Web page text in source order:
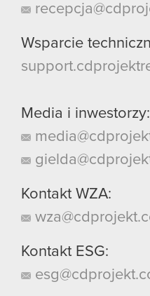
Wsparcie
Media i inwestorzy:
Kontakt WZA:
Kontakt ESG: